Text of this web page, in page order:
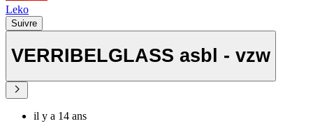
Leko
Suivre
VERRIBELGLASS asbl - vzw
il y a 14 ans